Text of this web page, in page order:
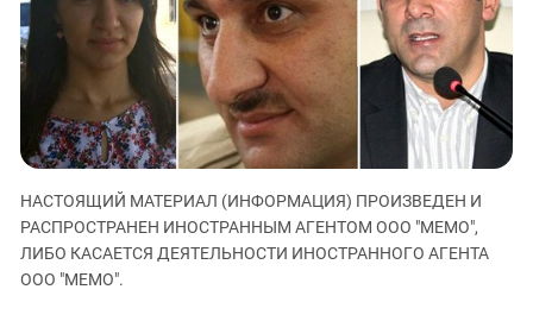
ЗАСТАВЛЯЕТ
КАВКАЗ ЗА ПАЛЕСТИНУ
ИНАКОМЫСЛИЕ В ЧЕЧНЕ
ПРЕСЛЕДОВАНИЕ АКТИВИСТОВ
МОБИЛИЗАЦИЯ И ПРОТЕСТЫ
Дагестан
Ингушетия
Кабардино-Балкария
Калмыкия
Карачаево-Черкесия
Краснодарский край
Российская Федерация
НАСТОЯЩИЙ МАТЕРИАЛ (ИНФОРМАЦИЯ) ПРОИЗВЕДЕН И
РАСПРОСТРАНЕН ИНОСТРАННЫМ АГЕНТОМ ООО "МЕМО",
ЛИБО КАСАЕТСЯ ДЕЯТЕЛЬНОСТИ ИНОСТРАННОГО АГЕНТА
ООО "МЕМО".